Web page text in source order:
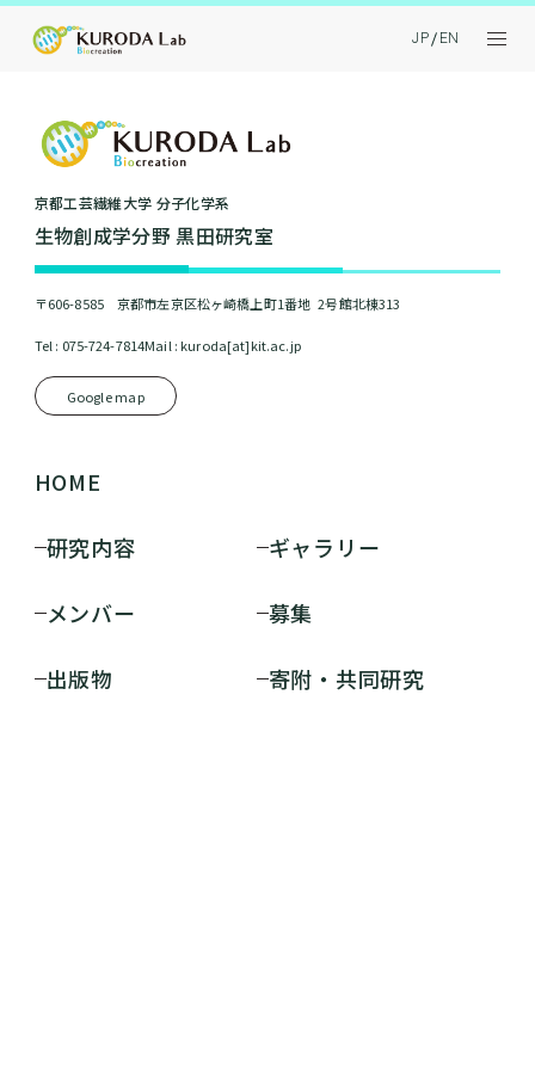
JP EN
京都⼯芸繊維⼤学 分⼦化学系
⽣物創成学分野 黒⽥研究室
〒606-8585 京都市左京区松ヶ崎橋上町1番地 2号館北棟313
Tel : 075-724-7814Mail : kuroda[at]kit.ac.jp
Google map
HOME
研究内容
メンバー
出版物
ギャラリー
募集
寄附・共同研究